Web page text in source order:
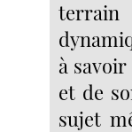
terrain
à
et de
sujet